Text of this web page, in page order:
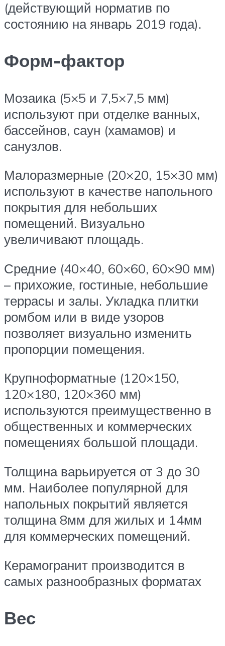
(действующий норматив по
состоянию на январь 2019 года).
Форм-фактор
Мозаика (5×5 и 7,5×7,5 мм)
используют при отделке ванных,
бассейнов, саун (хамамов) и
санузлов.
Малоразмерные (20×20, 15×30 мм)
используют в качестве напольного
покрытия для небольших
помещений. Визуально
увеличивают площадь.
Средние (40×40, 60×60, 60×90 мм)
– прихожие, гостиные, небольшие
террасы и залы. Укладка плитки
ромбом или в виде узоров
позволяет визуально изменить
пропорции помещения.
Крупноформатные (120×150,
120×180, 120×360 мм)
используются преимущественно в
общественных и коммерческих
помещениях большой площади.
Толщина варьируется от 3 до 30
мм. Наиболее популярной для
напольных покрытий является
толщина 8мм для жилых и 14мм
для коммерческих помещений.
Керамогранит производится в
самых разнообразных форматах
Вес